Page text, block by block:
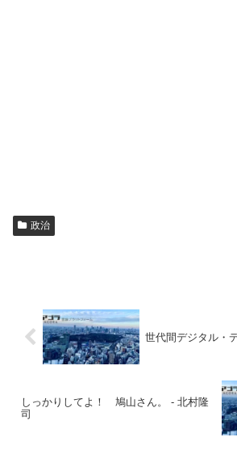
政治
世代間デジタル・
しっかりしてよ！ 鳩山さん。 - 北村隆
司